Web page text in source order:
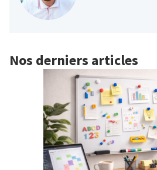
Nos derniers articles